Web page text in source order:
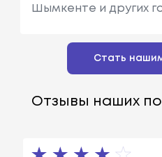
Шымкенте и других
Стать
Отзывы наших